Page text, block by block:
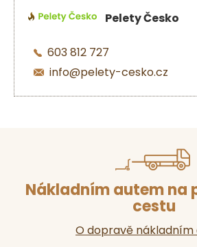
Pelety Česko
603 812 727
info@pelety-cesko.cz
Nákladním autem na
cestu
O dopravě